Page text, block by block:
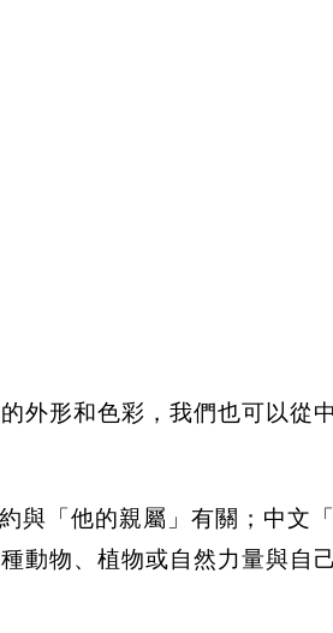
外形和色彩，我們也可以從
與「他的親屬」有關；中文
動物、植物或自然力量與自